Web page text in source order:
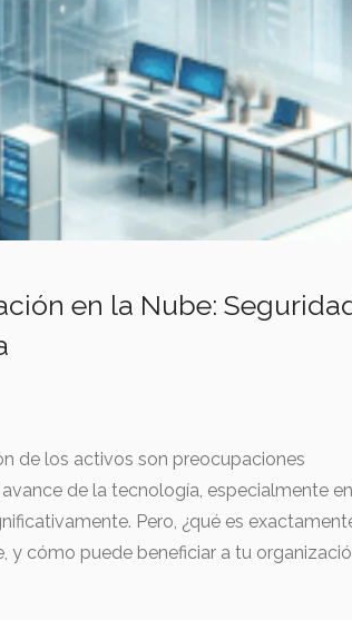
en la Nube:
de los activos son preocupaciones
de la tecnología, especialmente
Pero, ¿qué es
y cómo puede beneficiar a tu